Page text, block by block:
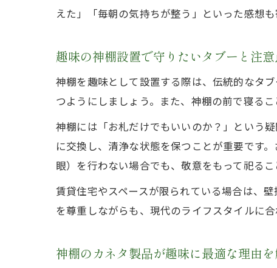
えた」「毎朝の気持ちが整う」といった感想も
趣味の神棚設置で守りたいタブーと注
神棚を趣味として設置する際は、伝統的なタ
つようにしましょう。また、神棚の前で寝る
神棚には「お札だけでもいいのか？」という
に交換し、清浄な状態を保つことが重要です
眼）を行わない場合でも、敬意をもって祀るこ
賃貸住宅やスペースが限られている場合は、
を尊重しながらも、現代のライフスタイルに
神棚のカネタ製品が趣味に最適な理由